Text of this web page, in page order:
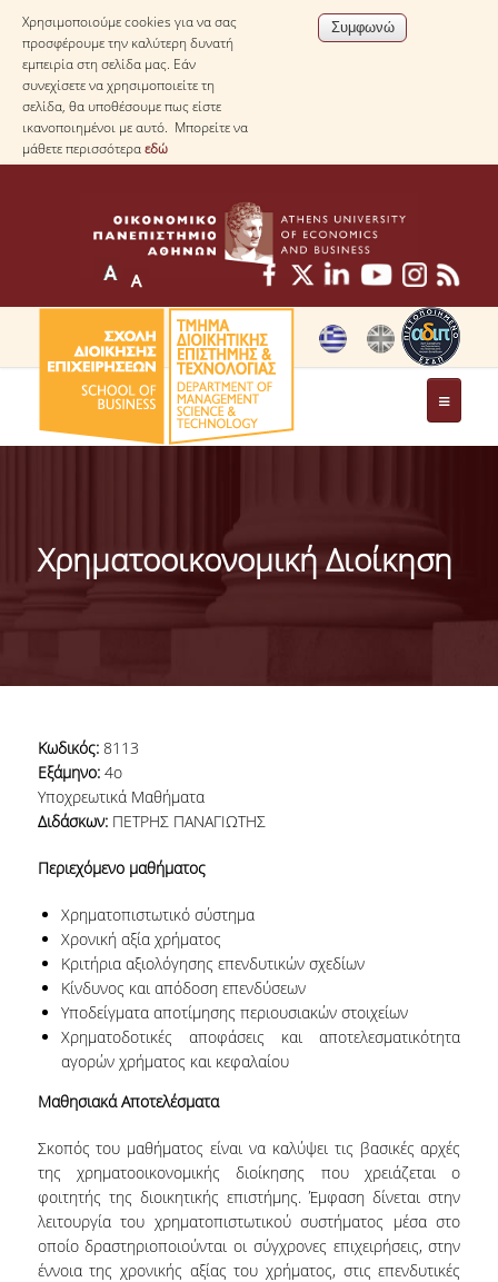
Χρησιμοποιούμε cookies για να σας
προσφέρουμε την καλύτερη δυνατή
εμπειρία στη σελίδα μας. Εάν
συνεχίσετε να χρησιμοποιείτε τη
σελίδα, θα υποθέσουμε πως είστε
ικανοποιημένοι με αυτό. Μπορείτε να
μάθετε περισσότεραεδώ
ΤΟ ΤΜΗΜΑ
ΤΑΥΤΟΤΗΤΑ ΤΟΥ ΤΜΗΜΑΤΟΣ
ΑΠΟΣΤΟΛΗ ΤΟΥ ΤΜΗΜΑΤΟΣ
ΕΠΑΓΓΕΛΜΑΤΙΚΕΣ ΠΡΟΟΠΤΙΚΕΣ
ΓΙΑ ΜΑΘΗΤΕΣ ΛΥΚΕΙΟΥ
ΠΡΟΓΡΑΜΜΑ ΥΠΟΤΡΟΦΙΩΝ
ΚΡΙΤΗΡΙΑ ΚΑΙ ΔΙΑΔΙΚΑΣΙΑ ΕΠΙΛΟΓΗΣ
ΕΡΓΑΣΤΗΡΙΑΚΗ ΥΠΟΔΟΜΗ
NEWSLETTERS
ΔΙΔΑΣΚΑΛΙΑ
ΑΝΘΡΩΠΙΝΟ ΔΥΝΑΜΙΚΟ
ΠΡΟΣΩΠΙΚΟ ΤΟΥ ΤΜΗΜΑΤΟΣ
Χρηματοοικονομική Διοίκηση
Κωδικός: 8113
Εξάμηνο: 4ο
Υποχρεωτικά Μαθήματα
Διδάσκων: ΠΕΤΡΗΣ ΠΑΝΑΓΙΩΤΗΣ
Περιεχόμενο μαθήματος
Χρηματοπιστωτικό σύστημα
Χρονική αξία χρήματος
Κριτήρια αξιολόγησης επενδυτικών σχεδίων
Κίνδυνος και απόδοση επενδύσεων
Υποδείγματα αποτίμησης περιουσιακών στοιχείων
Χρηματοδοτικές αποφάσεις και αποτελεσματικότητα
αγορών χρήματος και κεφαλαίου
Μαθησιακά Αποτελέσματα
Σκοπός του μαθήματος είναι να καλύψει τις βασικές αρχές
της χρηματοοικονομικής διοίκησης που χρειάζεται ο
φοιτητής της διοικητικής επιστήμης. Έμφαση δίνεται στην
λειτουργία του χρηματοπιστωτικού συστήματος μέσα στο
οποίο δραστηριοποιούνται οι σύγχρονες επιχειρήσεις, στην
έννοια της χρονικής αξίας του χρήματος, στις επενδυτικές